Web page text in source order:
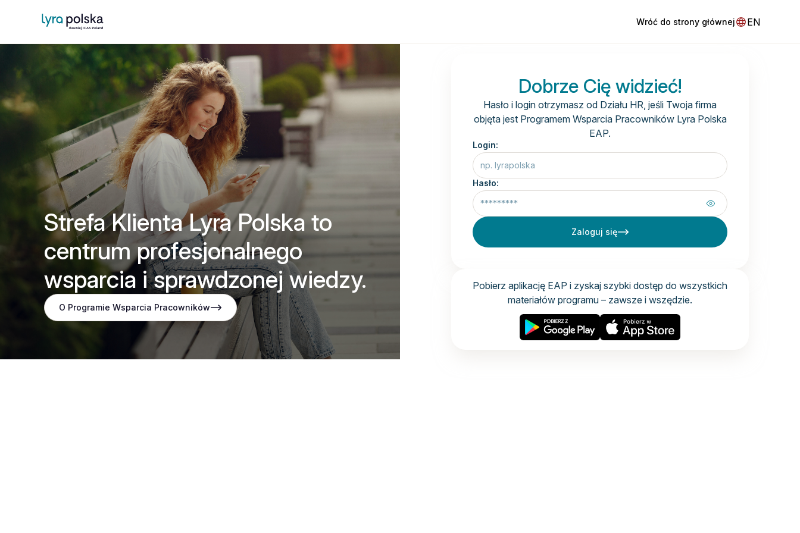
Wróć do strony głównej EN
Strefa Klienta Lyra Polska to
centrum profesjonalnego
wsparcia i sprawdzonej wiedzy.
O Programie Wsparcia Pracowników
Dobrze Cię widzieć!
Hasło i login otrzymasz od Działu HR, jeśli Twoja firma
objęta jest Programem Wsparcia Pracowników Lyra Polska
EAP.
Login:
Hasło:
Zaloguj się
Pobierz aplikację EAP i zyskaj szybki dostęp do wszystkich
materiałów programu – zawsze i wszędzie.